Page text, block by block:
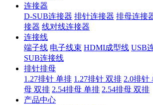
连接器
D-SUB连接器 排针连接器 排母连接
接器 线对线连接器
连接线
端子线 电子线束 HDMI成型线 USB
SUB连接线
排针排母
1.27排针 单排 1.27排针 双排 2.0排针
母 双排 2.54排母 单排 2.54排母 双排
产品中心